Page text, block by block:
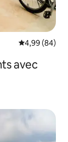
Évaluation
4,99 (84)
avec